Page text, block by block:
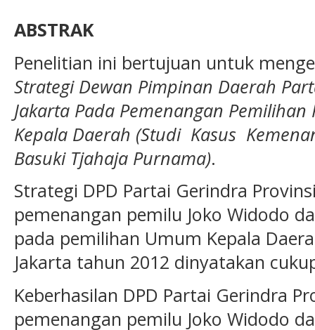
ABSTRAK
Penelitian ini bertujuan untuk
Strategi Dewan Pimpinan Daerah
Jakarta Pada Pemenangan
Kepala Daerah (Studi Kasus
Basuki Tjahaja Purnama).
Strategi DPD Partai Gerindra
pemenangan pemilu Joko Widodo
pada pemilihan Umum Kepala
Jakarta tahun 2012 dinyatakan
Keberhasilan DPD Partai Gerindra
pemenangan pemilu Joko Widodo